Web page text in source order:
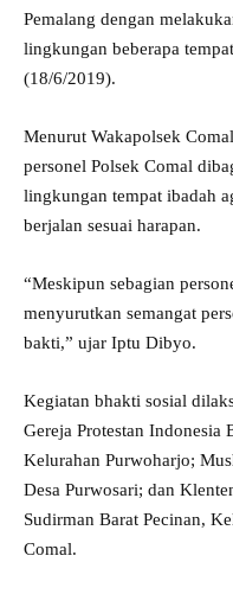
Pemalang dengan
lingkungan beberapa
(18/6/2019).
Menurut Wakapolsek
personel Polsek Comal
lingkungan tempat ibadah
berjalan sesuai harapan.
“Meskipun sebagian
menyurutkan semangat
bakti,” ujar Iptu Dibyo.
Kegiatan bhakti sosial
Gereja Protestan Indonesia
Kelurahan Purwoharjo;
Desa Purwosari; dan
Sudirman Barat Pecinan,
Comal.